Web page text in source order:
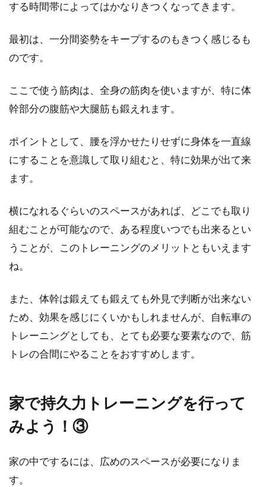
する時間帯によってはかなりきつくなってきます。
最初は、一分間姿勢をキープするのもきつく感じるも
のです。
ここで使う筋肉は、全身の筋肉を使いますが、特に体
幹部分の腹筋や大腿筋も鍛えれます。
ポイントとして、腰を浮かせたりせずに身体を一直線
にすることを意識して取り組むと、特に効果が出て来
ます。
横になれるぐらいのスペースがあれば、どこでも取り
組むことが可能なので、ある程度いつでも出来るとい
うことが、このトレーニングのメリットともいえます
ね。
また、体幹は鍛えても鍛えても外見で判断が出来ない
ため、効果を感じにくいかもしれませんが、自転車の
トレーニングとしても、とても必要な要素なので、筋
トレの合間にやることをおすすめします。
家で持久力トレーニングを行って
みよう！③
家の中でするには、広めのスペースが必要になりま
す。